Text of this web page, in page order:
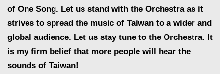
of One Song. Let us stand with the Orchestra as it
strives to spread the music of Taiwan to a wider and
global audience. Let us stay tune to the Orchestra. It
is my firm belief that more people will hear the
sounds of Taiwan!